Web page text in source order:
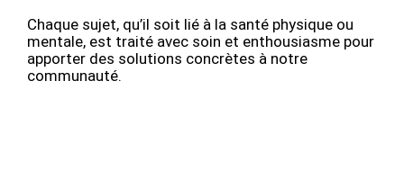
Chaque sujet, qu’il soit lié à la santé physique ou
mentale, est traité avec soin et enthousiasme pour
apporter des solutions concrètes à notre
communauté.